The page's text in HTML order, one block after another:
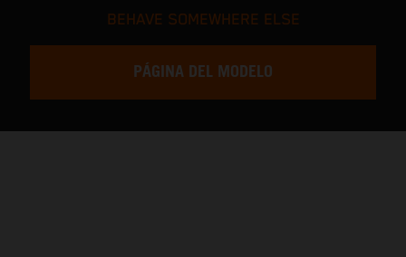
BEHAVE SOMEWHERE ELSE
PÁGINA DEL MODELO